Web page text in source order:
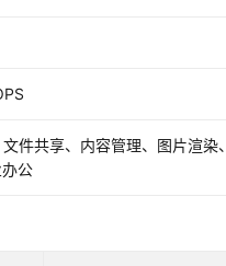
件共享、内容管理、图片渲染、
公